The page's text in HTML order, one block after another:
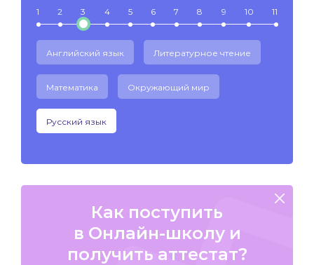
1 2 3 4 5 6 7 8 9 10 11
Английский язык Литературное чтение
Математика Окружающий мир
Русский язык
Как поступить
в Онлайн-школу и
получить аттестат?